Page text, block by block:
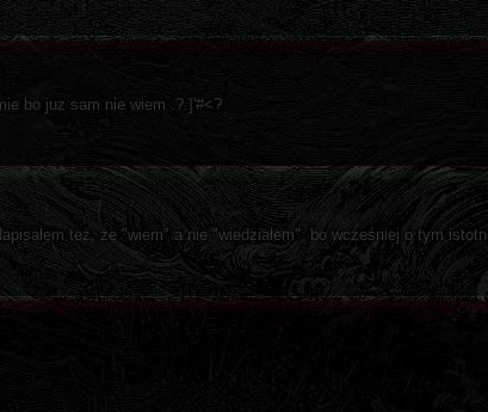
bo juz sam nie wiem .?.]'#<?
też, że "wiem" a nie "wiedziałem", bo wcześniej o tym